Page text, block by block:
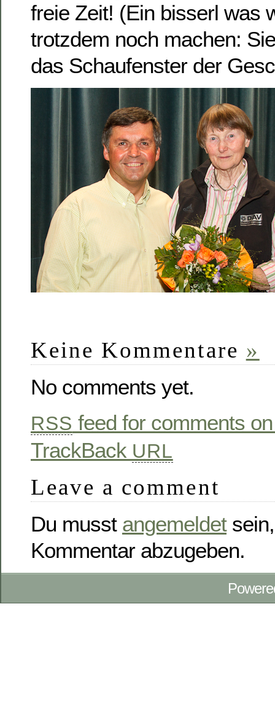
freie Zeit! (Ein bisserl was
trotzdem noch machen:
das Schaufenster der
Keine Kommentare »
No comments yet.
RSS feed for comments
TrackBack URL
Leave a comment
Du musst angemeldet
Kommentar abzugeben.